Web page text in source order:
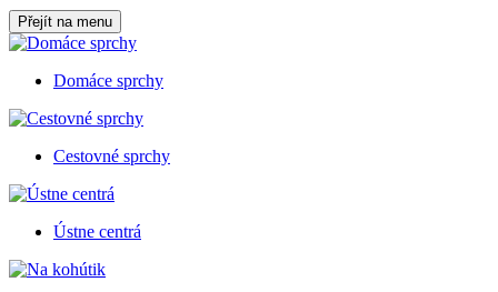
Přejít na menu
Domáce sprchy
Cestovné sprchy
Ústne centrá